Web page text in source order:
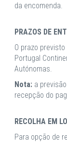
da encomenda.
PRAZOS DE
O prazo
Portugal
Autónomas.
Nota: a
recepção do
RECOLHA EM
Para opção de